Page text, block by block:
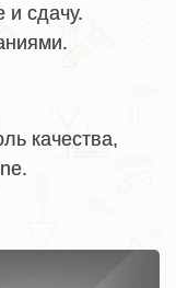
и сдачу.
качества,